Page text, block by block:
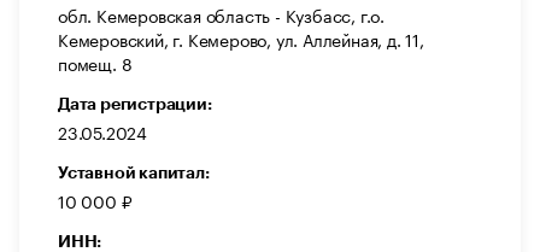
обл. Кемеровская область - Кузбасс, г.о.
Кемеровский, г. Кемерово, ул. Аллейная, д. 11,
помещ. 8
Дата регистрации:
23.05.2024
Уставной капитал:
10 000 ₽
ИНН: